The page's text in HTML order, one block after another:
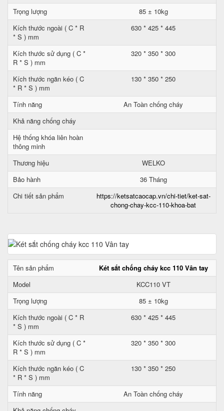
Trọng lượng
85 ± 10kg
Kích thước ngoài ( C * R
* S ) mm
630 * 425 * 445
Kích thước sử dụng ( C *
R * S ) mm
320 * 350 * 300
Kích thước ngăn kéo ( C
* R * S ) mm
130 * 350 * 250
Tính năng
An Toàn chống cháy
Khả năng chống cháy
Hệ thống khóa liên hoàn
thông minh
Thương hiệu
WELKO
Bảo hành
36 Tháng
Chi tiết sản phẩm
https://ketsatcaocap.vn/chi-tiet/ket-sat-
chong-chay-kcc-110-khoa-bat
Tên sản phẩm
Két sắt chống cháy kcc 110 Vân tay
Model
KCC110 VT
Trọng lượng
85 ± 10kg
Kích thước ngoài ( C * R
* S ) mm
630 * 425 * 445
Kích thước sử dụng ( C *
R * S ) mm
320 * 350 * 300
Kích thước ngăn kéo ( C
* R * S ) mm
130 * 350 * 250
Tính năng
An Toàn chống cháy